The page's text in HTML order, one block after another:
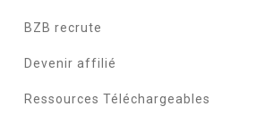
BZB recrute
Devenir affilié
Ressources Téléchargeables